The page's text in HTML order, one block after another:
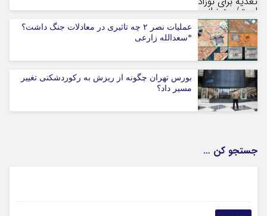
عملیات نصر ۲ چه تاثیری در معادلات جنگ داشت؟
*سعدالله زارعی
بورس تهران چگونه از ریزش به رکوردشکنی تغییر
مسیر داد؟
جستجو کن …